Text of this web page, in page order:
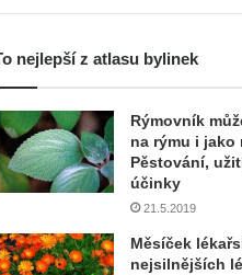
nejlepší z atlasu bylinek
Rýmovník
na rýmu i jako
Pěstování,
účinky
21.5.2019
Měsíček
nejsilnějších